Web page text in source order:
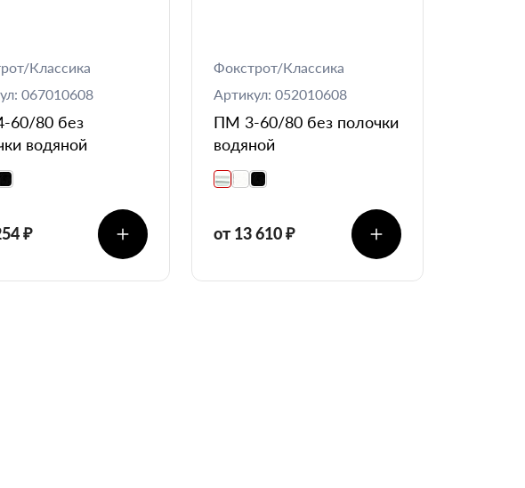
Классика
067010608
60/80 без
водяной
₽
Фокстрот/Классика
Артикул: 052010608
ПМ 3-60/80 без полочки
водяной
от 13 610 ₽